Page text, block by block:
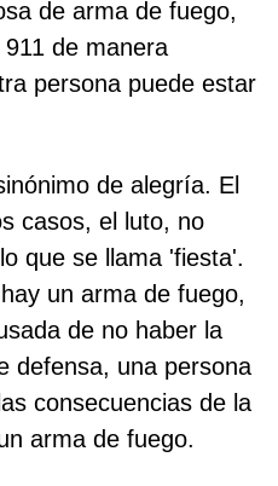
de arma de fuego,
de manera
persona puede estar
de alegría. El
casos, el luto, no
que se llama 'fiesta'.
un arma de fuego,
de no haber la
defensa, una persona
consecuencias de la
arma de fuego.